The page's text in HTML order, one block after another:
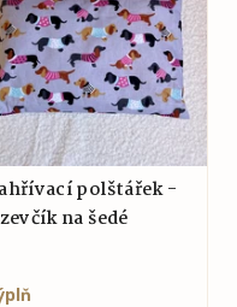
polštářek -
na šedé